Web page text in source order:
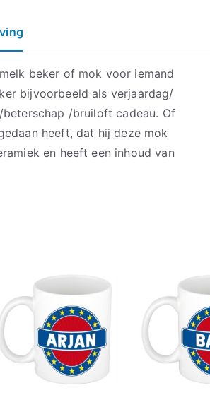
beker of mok voor iemand
bijvoorbeeld als verjaardag/
/bruiloft cadeau. Of
heeft, dat hij deze mok
en heeft een inhoud van